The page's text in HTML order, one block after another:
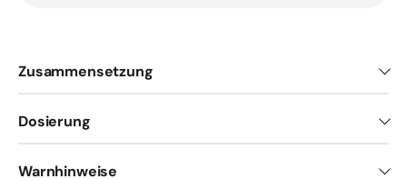
Zusammensetzung
Dosierung
Warnhinweise